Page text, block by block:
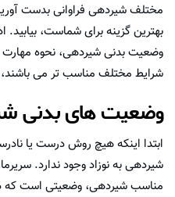
مختلف شیردهی فراوانی بدست آورید
بهترین گزینه برای شماست، بیابید.
وضعیت بدنی شیردهی، نحوه مهارت
شرایط مختلف مناسب تر می باشند،
وضعیت های بدنی
ابتدا اینکه هیچ روش درست یا
شیردهی به نوزاد وجود ندارد.
مناسب شیردهی، وضعیتی است که